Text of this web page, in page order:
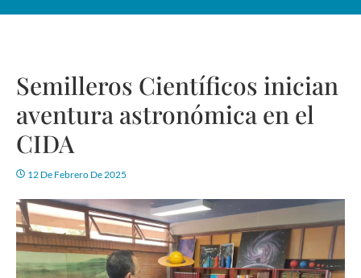
Semilleros Científicos inician
aventura astronómica en el
CIDA
12 De Febrero De 2025